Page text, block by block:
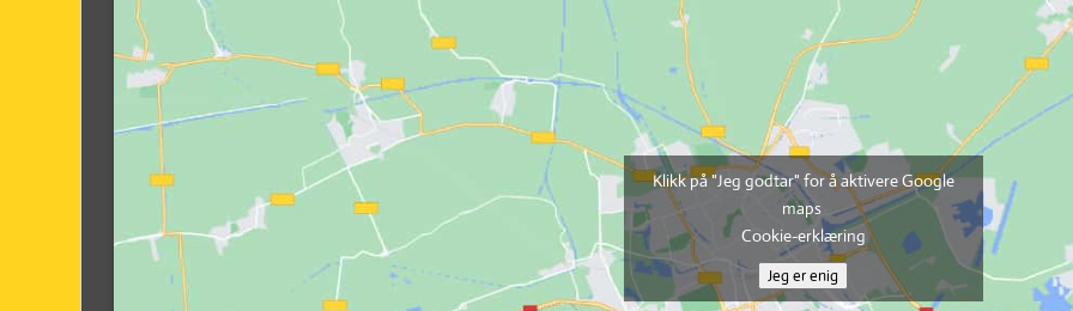
Klikk på "Jeg godtar" for å aktivere Google
maps
Cookie-erklæring
Jeg er enig